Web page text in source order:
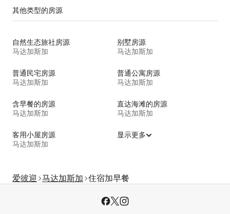
其他类型的房源
自然生态旅社房源
马达加斯加
别墅房源
马达加斯加
普通民宅房源
马达加斯加
普通公寓房源
马达加斯加
含早餐的房源
马达加斯加
直达海滩的房源
马达加斯加
客用小屋房源
马达加斯加
显示更多
爱彼迎 马达加斯加 住宿加早餐